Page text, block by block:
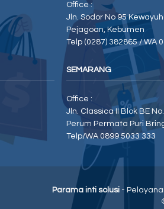
Office :
Jln. Sodor No 95
Pejagoan, Kebumen
Telp (0287) 382865 / WA
SEMARANG
Office :
Jln. Classica II Blok BE
Perum Permata Puri
Telp/WA 0899 5033 333
Parama inti solusi -